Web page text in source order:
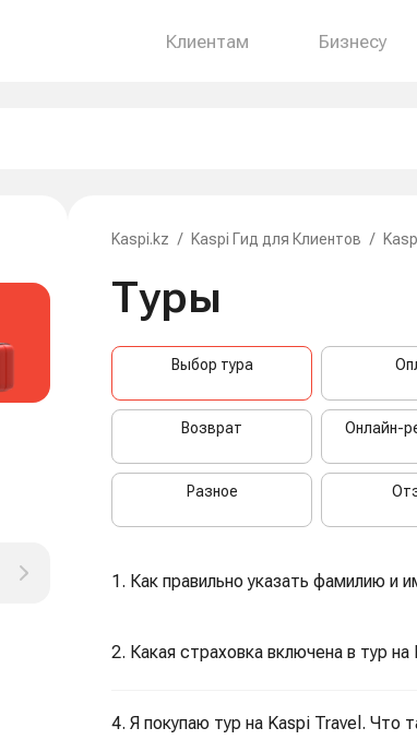
Клиентам Бизнесу
Kaspi.kz / Kaspi Гид для Клиентов /
Туры
Выбор тура
Возврат Онлайн-
Разное
1. Как правильно указать фамилию и
2. Какая страховка включена в тур на
4. Я покупаю тур на Kaspi Travel. Что